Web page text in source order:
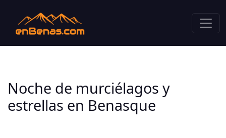
Noche de murciélagos y
estrellas en Benasque